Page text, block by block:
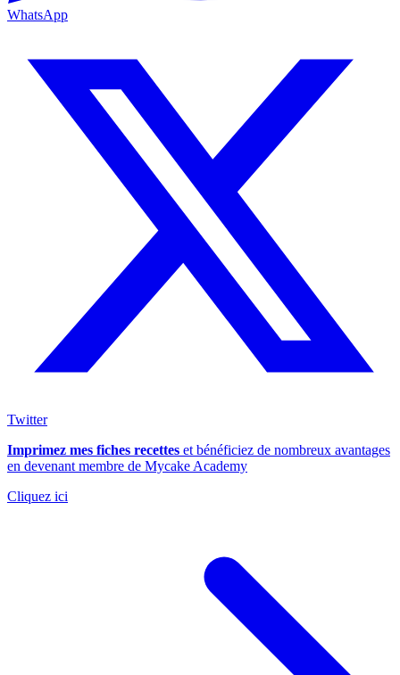
WhatsApp
Twitter
Imprimez mes fiches recettes et bénéficiez de nombreux avantages
en devenant membre de Mycake Academy
Cliquez ici